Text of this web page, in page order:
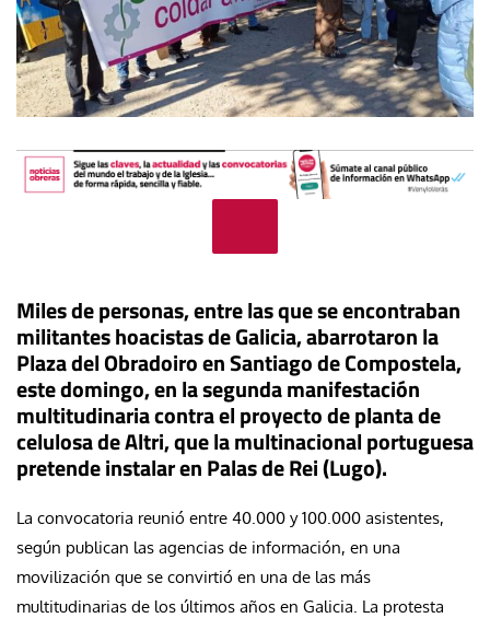
Miles de personas, entre las que se encontraban
militantes hoacistas de Galicia, abarrotaron la
Plaza del Obradoiro en Santiago de Compostela,
este domingo, en la segunda manifestación
multitudinaria contra el proyecto de planta de
celulosa de Altri, que la multinacional portuguesa
pretende instalar en Palas de Rei (Lugo).
La convocatoria reunió entre 40.000 y 100.000 asistentes,
según publican las agencias de información, en una
movilización que se convirtió en una de las más
multitudinarias de los últimos años en Galicia. La protesta